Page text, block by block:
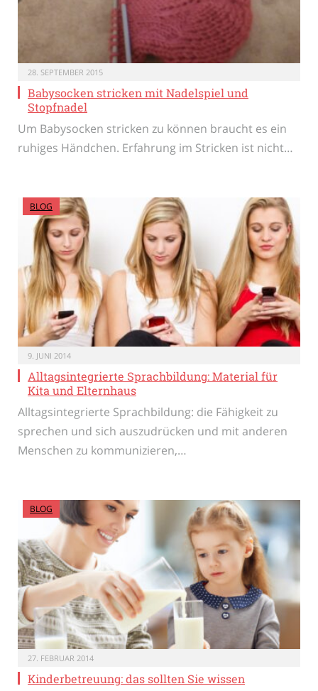
28. SEPTEMBER 2015
Babysocken stricken mit Nadelspiel und
Stopfnadel
Um Babysocken stricken zu können braucht es ein
ruhiges Händchen. Erfahrung im Stricken ist nicht…
BLOG
9. JUNI 2014
Alltagsintegrierte Sprachbildung: Material für
Kita und Elternhaus
Alltagsintegrierte Sprachbildung: die Fähigkeit zu
sprechen und sich auszudrücken und mit anderen
Menschen zu kommunizieren,…
BLOG
27. FEBRUAR 2014
Kinderbetreuung: das sollten Sie wissen